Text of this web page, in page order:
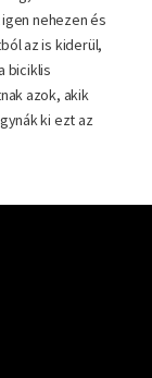
nehezen és
az is kiderül,
biciklis
azok, akik
ki ezt az